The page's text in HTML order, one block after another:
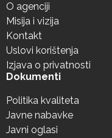
O agenciji
Misija i vizija
Kontakt
Uslovi korištenja
Izjava o privatnosti
Dokumenti
Politika kvaliteta
Javne nabavke
Javni oglasi